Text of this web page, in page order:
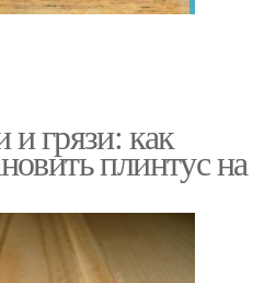
грязи: как
плинтус на